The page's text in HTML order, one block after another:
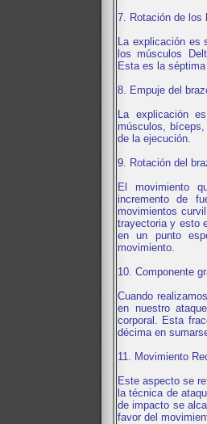
7. Rotación de los
La explicación es
los músculos
Esta es la
8. Empuje del
La explicación
músculos,
de la ejecución.
9. Rotación del
El movimiento
incremento de
movimientos
trayectoria y esto
en un punto
movimiento.
10. Componente
Cuando
en nuestro
corporal. Esta
décima en
11. Movimiento
Este aspecto se
la técnica de
de impacto se
favor del